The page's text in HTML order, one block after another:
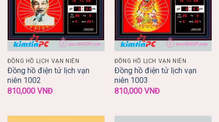
ĐỒNG HỒ LỊCH VẠN NIÊN
Đồng hồ điện tử lịch vạn
niên 1002
810,000 VNĐ
ĐỒNG HỒ LỊCH VẠN NIÊN
Đồng hồ điện tử lịch vạn
niên 1003
810,000 VNĐ